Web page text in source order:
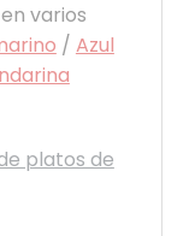
varios
/ Azul
platos de